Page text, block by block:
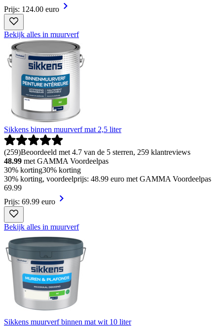
Prijs: 124.00 euro
Bekijk alles in muurverf
Sikkens binnen muurverf mat 2,5 liter
(259)Beoordeeld met 4.7 van de 5 sterren, 259 klantreviews
48.99 met GAMMA Voordeelpas
30% korting30% korting
30% korting, voordeelprijs: 48.99 euro met GAMMA Voordeelpas
69.99
Prijs: 69.99 euro
Bekijk alles in muurverf
Sikkens muurverf binnen mat wit 10 liter